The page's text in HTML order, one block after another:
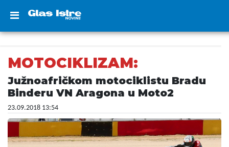
MOTOCIKLIZAM:
Južnoafričkom motociklistu Bradu
Binderu VN Aragona u Moto2
23.09.2018 13:54